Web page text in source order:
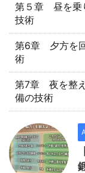
第５章 昼を乗
技術
第6章 夕方を
術
第7章 夜を整
備の技術